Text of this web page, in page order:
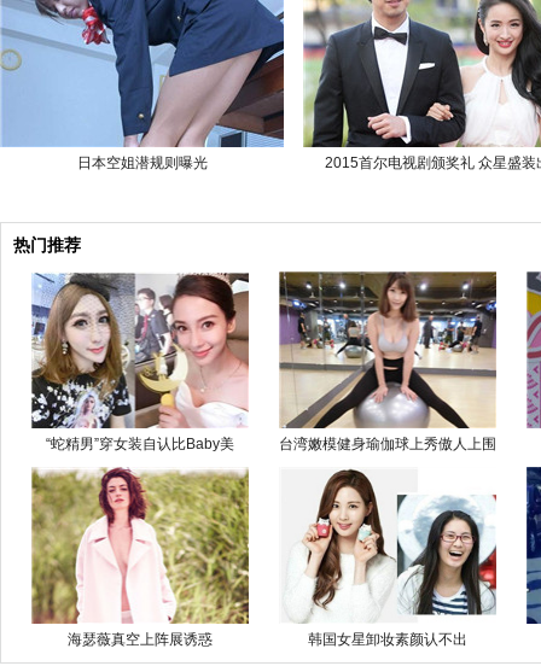
日本空姐潜规则曝光 2015首尔电视剧颁奖礼 众星盛装
热门推荐
“蛇精男”穿女装自认比Baby美 台湾嫩模健身瑜伽球上秀傲人上围
海瑟薇真空上阵展诱惑 韩国女星卸妆素颜认不出